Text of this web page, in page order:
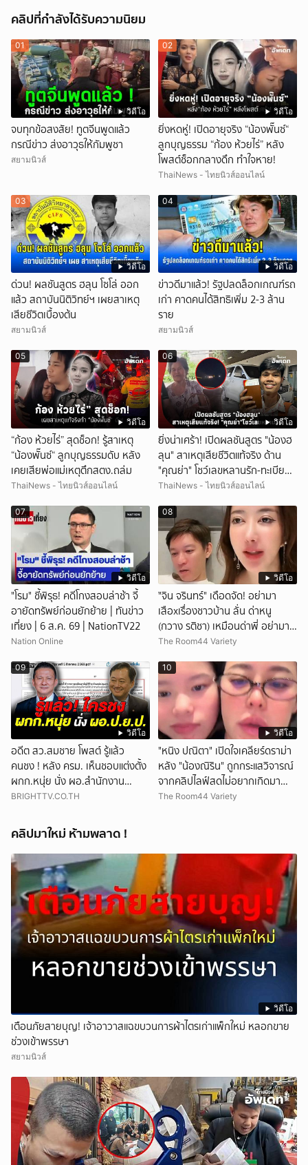
คลิปที่กำลังได้รับความนิยม
วิดีโอ
01
จบทุกข้อสงสัย! ทูตจีนพูดแล้ว
กรณีข่าว ส่งอาวุธให้กัมพูชา
สยามนิวส์
วิดีโอ
02
ยิ่งหดหู่! เปิดอายุจริง “น้องพั๊นซ์“
ลูกบุญธรรม “ก้อง ห้วยไร่” หลัง
โพสต์ช็อกกลางดึก ทำใจหาย!
ThaiNews - ไทยนิวส์ออนไลน์
วิดีโอ
03
ด่วน! ผลชันสูตร ฮลุน โซโล่ ออก
แล้ว สถาบันนิติวิทย์ฯ เผยสาเหตุ
เสียชีวิตเบื้องต้น
สยามนิวส์
วิดีโอ
04
ข่าวดีมาแล้ว! รัฐปลดล็อกเกณฑ์รถ
เก่า คาดคนได้สิทธิเพิ่ม 2-3 ล้าน
ราย
สยามนิวส์
วิดีโอ
05
“ก้อง ห้วยไร่” สุดช็อก! รู้สาเหตุ
“น้องพั๊นซ์“ ลูกบุญธรรมดับ หลัง
เคยเสียพ่อแม่เหตุตึกสตง.ถล่ม
ThaiNews - ไทยนิวส์ออนไลน์
วิดีโอ
06
ยิ่งน่าเศร้า! เปิดผลชันสูตร "น้องฮ
ลุน" สาเหตุเสียชีวิตแท้จริง ด้าน
"คุณย่า" โชว์เลขหลานรัก-ทะเบียน
รถเคลื่อนร่าง!
ThaiNews - ไทยนิวส์ออนไลน์
วิดีโอ
07
"โรม" ชี้พิรุธ! คดีโกงสอบล่าช้า จี้
อายัดทรัพย์ก่อนยักย้าย | ทันข่าว
เที่ยง | 6 ส.ค. 69 | NationTV22
Nation Online
วิดีโอ
08
ั่"จิน จรินทร์" เดือดจัด! อย่ามา
เสือxเรื่องชาวบ้าน ลั่น ด่าหนู
(กวาง รติชา) เหมือนด่าพี่ อย่ามา
ยุ่งกับคนของผม จบ!!!
The Room44 Variety
วิดีโอ
09
อดีต สว.สมชาย โพสต์ รู้แล้ว
คนชง ! หลัง ครม. เห็นชอบแต่งตั้ง
ผกก.หนุ่ย นั่ง ผอ.สำนักงาน
ป.ย.ป.
BRIGHTTV.CO.TH
วิดีโอ
10
"หนิง ปณิตา" เปิดใจเคลียร์ดราม่า
หลัง "น้องณิริน" ถูกกระแสวิจารณ์
จากคลิปไลฟ์สดไม่อยากเกิดมา
หน้าเหมือนพ่อ
The Room44 Variety
คลิปมาใหม่ ห้ามพลาด !
วิดีโอ
เตือนภัยสายบุญ! เจ้าอาวาสแฉขบวนการผ้าไตรเก่าแพ็กใหม่ หลอกขาย
ช่วงเข้าพรรษา
สยามนิวส์